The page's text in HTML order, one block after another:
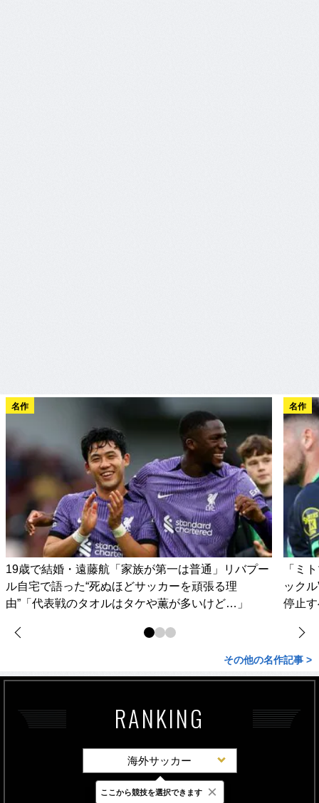
名作
19歳で結婚・遠藤航「家族が第一は普通」リバプー
ル自宅で語った“死ぬほどサッカーを頑張る理
由”「代表戦のタオルはタケや薫が多いけど…」
名作
「ミ
ック
停止
その他の名作記事 >
RANKING
海外サッカー
最新 24時間 週間
ここから競技を選択できます ×